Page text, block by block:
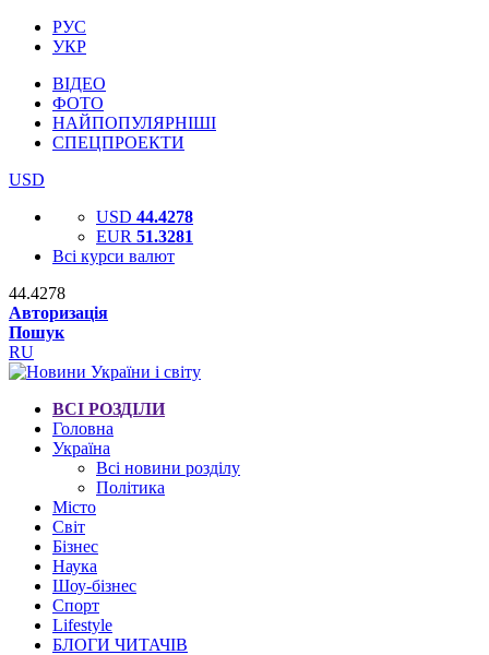
РУС
УКР
ВІДЕО
ФОТО
НАЙПОПУЛЯРНІШІ
СПЕЦПРОЕКТИ
USD
USD 44.4278
EUR 51.3281
Всі курси валют
44.4278
Авторизація
Пошук
RU
ВСІ РОЗДІЛИ
Головна
Україна
Всі новини розділу
Політика
Місто
Світ
Бізнес
Наука
Шоу-бізнес
Спорт
Lifestyle
БЛОГИ ЧИТАЧІВ